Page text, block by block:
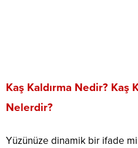
Kaş Kaldırma Nedir? Kaş
Nelerdir?
Yüzünüze dinamik bir ifade